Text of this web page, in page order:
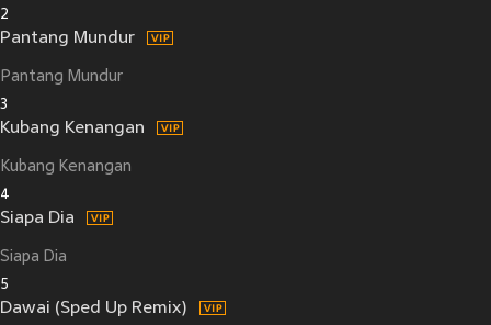
2
Pantang Mundur
Pantang Mundur
3
Kubang Kenangan
Kubang Kenangan
4
Siapa Dia
Siapa Dia
5
Dawai (Sped Up Remix)